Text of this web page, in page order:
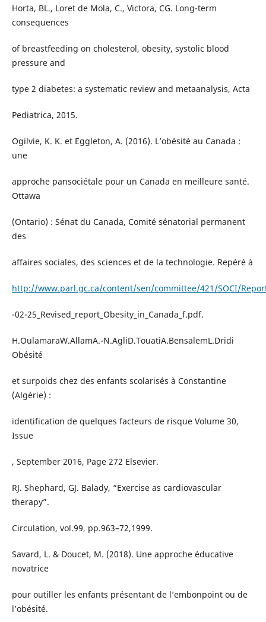
Horta, BL., Loret de Mola, C., Victora, CG. Long-term
consequences
of breastfeeding on cholesterol, obesity, systolic blood
pressure and
type 2 diabetes: a systematic review and metaanalysis, Acta
Pediatrica, 2015.
Ogilvie, K. K. et Eggleton, A. (2016). L’obésité au Canada :
une
approche pansociétale pour un Canada en meilleure santé.
Ottawa
(Ontario) : Sénat du Canada, Comité sénatorial permanent
des
affaires sociales, des sciences et de la technologie. Repéré à
http://www.parl.gc.ca/content/sen/committee/421/SOCI/
-02-25_Revised_report_Obesity_in_Canada_f.pdf.
H.OulamaraW.AllamA.-N.AgliD.TouatiA.BensalemL.Dridi
Obésité
et surpoids chez des enfants scolarisés à Constantine
(Algérie) :
identification de quelques facteurs de risque Volume 30,
Issue
, September 2016, Page 272 Elsevier.
RJ. Shephard, GJ. Balady, “Exercise as cardiovascular
therapy”.
Circulation, vol.99, pp.963–72,1999.
Savard, L. & Doucet, M. (2018). Une approche éducative
novatrice
pour outiller les enfants présentant de l’embonpoint ou de
l’obésité.